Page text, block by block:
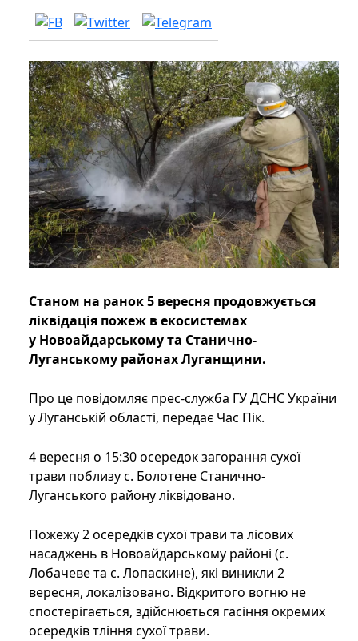
Станом на ранок 5 вересня продовжується
ліквідація пожеж в екосистемах
у Новоайдарському та Станично-
Луганському районах Луганщини.
Про це повідомляє прес-служба ГУ ДСНС України
у Луганській області, передає Час Пік.
4 вересня о 15:30 осередок загорання сухої
трави поблизу с. Болотене Станично-
Луганського району ліквідовано.
Пожежу 2 осередків сухої трави та лісових
насаджень в Новоайдарському районі (с.
Лобачеве та с. Лопаскине), які виникли 2
вересня, локалізовано. Відкритого вогню не
спостерігається, здійснюється гасіння окремих
осередків тління сухої трави.